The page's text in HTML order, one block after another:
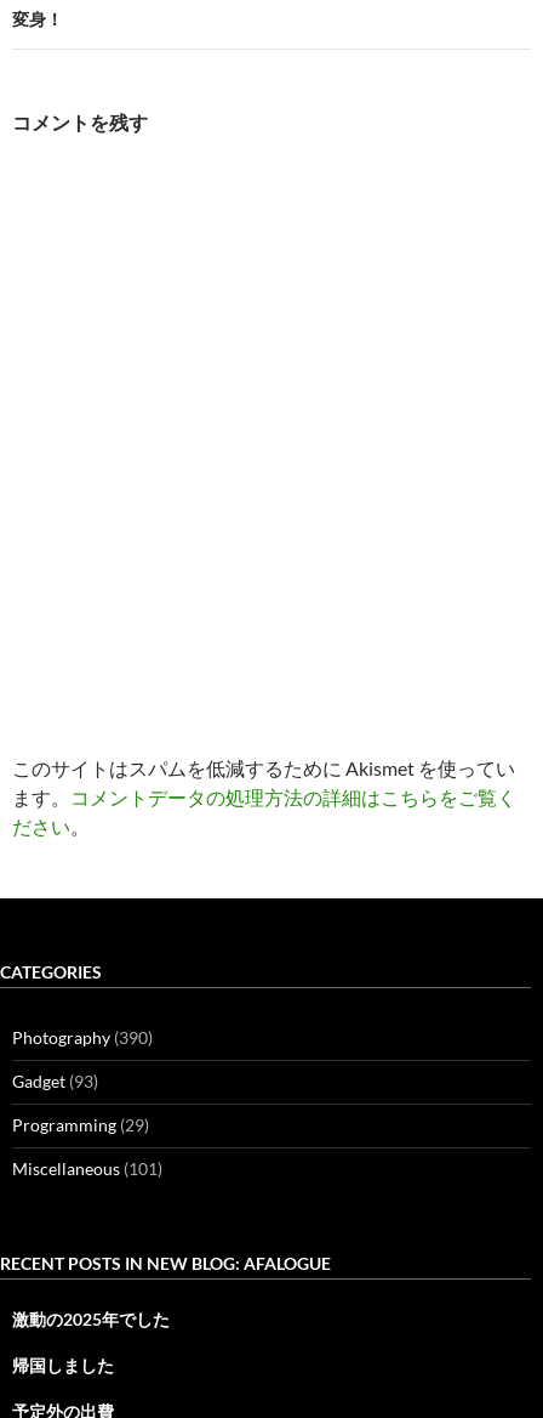
ビ
ゲ
変身！
コメントを残す
このサイトはスパムを低減するために Akismet を使ってい
ます。
コメントデータの処理方法の詳細はこちらをご覧く
ださい。
CATEGORIES
Photography (390)
Gadget (93)
Programming (29)
Miscellaneous (101)
RECENT POSTS IN NEW BLOG: AFALOGUE
激動の2025年でした
帰国しました
予定外の出費